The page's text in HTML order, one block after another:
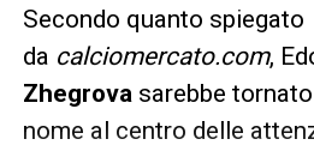
Secondo quanto spiegato
da calciomercato.com,
Zhegrova sarebbe
nome al centro delle